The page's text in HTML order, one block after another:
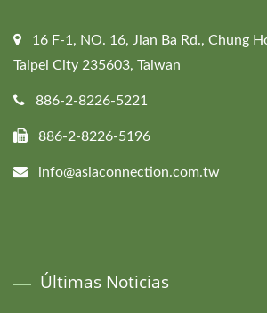
16 F-1, NO. 16, Jian Ba Rd., Chung
Taipei City 235603, Taiwan
886-2-8226-5221
886-2-8226-5196
info@asiaconnection.com.tw
Últimas Noticias